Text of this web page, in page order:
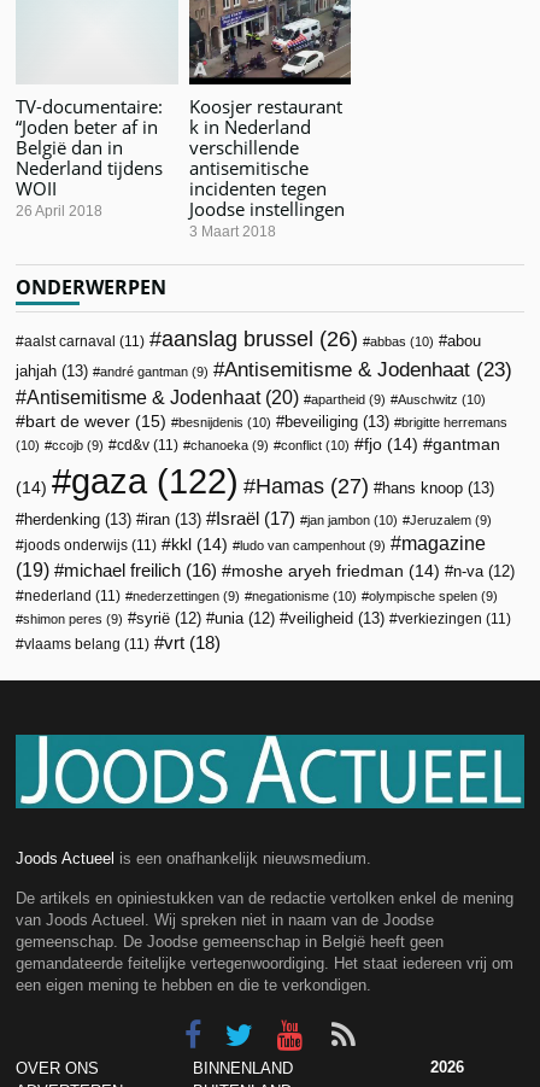
TV-documentaire:
“Joden beter af in
België dan in
Nederland tijdens
WOII
26 April 2018
Koosjer restaurant
k in Nederland
verschillende
antisemitische
incidenten tegen
Joodse instellingen
3 Maart 2018
ONDERWERPEN
aalst carnaval (11) aanslag brussel (26) abbas (10)
abou
jahjah (13) andré gantman (9) Antisemitisme & Jodenhaat (23)
Antisemitisme & Jodenhaat(20) apartheid (9) Auschwitz (10)
bart de wever (15) besnijdenis (10) beveiliging (13)
brigitte herremans
(10)
ccojb (9) cd&v (11) chanoeka (9) conflict (10) fjo (14) gantman
(14) gaza(122) Hamas (27) hans knoop (13)
herdenking (13) iran (13) Israël (17) jan jambon (10) Jeruzalem (9)
joods onderwijs (11) kkl (14) ludo van campenhout (9)
magazine
(19)
michael freilich (16) moshe aryeh friedman (14) n-va(12)
nederland (11) nederzettingen (9) negationisme (10) olympische spelen (9)
shimon peres (9) syrië (12) unia(12) veiligheid (13) verkiezingen (11)
vlaams belang (11) vrt (18)
Joods Actueel is een onafhankelijk nieuwsmedium.
De artikels en opiniestukken van de redactie vertolken enkel de mening
van Joods Actueel. Wij spreken niet in naam van de Joodse
gemeenschap. De Joodse gemeenschap in België heeft geen
gemandateerde feitelijke vertegenwoordiging. Het staat iedereen vrij om
een eigen mening te hebben en die te verkondigen.
OVER ONS
BINNENLAND
2026